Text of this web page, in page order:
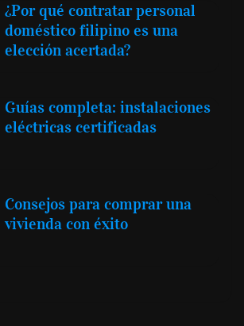
¿Por qué contratar personal
doméstico filipino es una
elección acertada?
Guías completa: instalaciones
eléctricas certificadas
Consejos para comprar una
vivienda con éxito